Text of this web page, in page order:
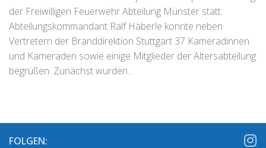
der Freiwilligen Feuerwehr Abteilung Münster statt.
Abteilungskommandant Ralf Häberle konnte neben
Vertretern der Branddirektion Stuttgart 37 Kameradinnen
und Kameraden sowie einige Mitglieder der Altersabteilung
begrüßen. Zunächst wurden...
FOLGEN: